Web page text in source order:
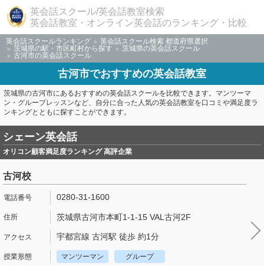
英会話スクール/英会話教室検索
英会話教室・オンライン英会話のランキング・比較
英会話スクールランキング
英会話スクール検索 都道府県選択
茨城県の駅・市区町村から探す
茨城県の英会話スクール
古河市の英会話スクール
古河市でおすすめの英会話教室
茨城県の古河市にあるおすすめの英会話スクールを比較できます。マンツーマ
ン・グループレッスンなど、自分に合った人気の英会話教室を口コミや満足度ラ
ンキングとともに探すことができます。
シェーン英会話
オリコン顧客満足度ランキング 高評企業
古河校
0280-31-1600
茨城県古河市本町1-1-15 VAL古河2F
宇都宮線 古河駅 徒歩 約1分
マンツーマン グループ